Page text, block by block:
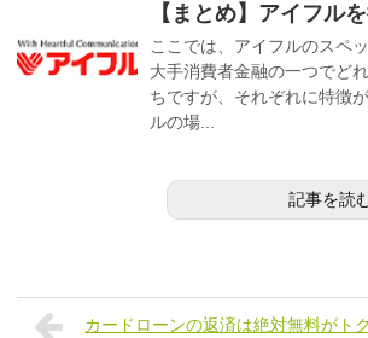
【まとめ】アイフル
ここでは、アイフルのスペ
大手消費者金融の一つでど
ちですが、それぞれに特徴
ルの場...
記事を読
カードローンの返済は絶対無料がト